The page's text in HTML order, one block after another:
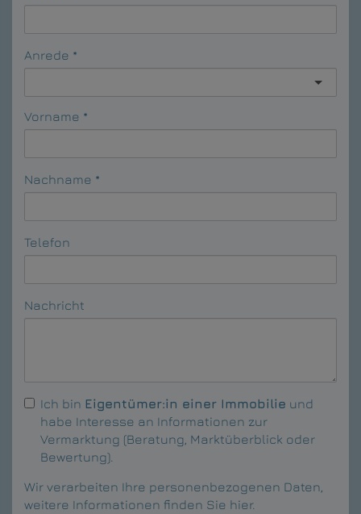
Anrede
Vorname
Nachname
Telefon
Nachricht
Ich bin Eigentümer:in einer Immobilie und
habe Interesse an Informationen zur
Vermarktung (Beratung, Marktüberblick oder
Bewertung).
Wir verarbeiten Ihre personenbezogenen Daten,
weitere Informationen finden Sie hier.